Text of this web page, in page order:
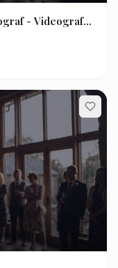
- Videograf-